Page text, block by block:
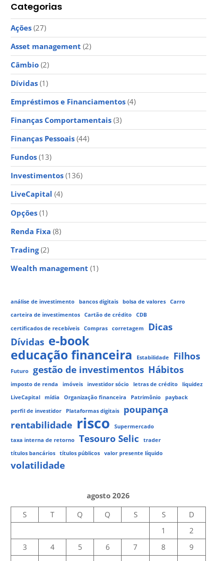
Categorias
Ações (27)
Asset management (2)
Câmbio (2)
Dívidas (1)
Empréstimos e Financiamentos (4)
Finanças Comportamentais (3)
Finanças Pessoais (44)
Fundos (13)
Investimentos (136)
LiveCapital (4)
Opções (1)
Renda Fixa (8)
Trading(2)
Wealth management (1)
análise de investimento bancos digitais bolsa de valores
Carro
carteira de investimentos
Cartão de crédito
CDB
certificados de recebíveis
Compras corretagem
Dicas
Dívidas e-book
educação financeira
Estabilidade Filhos
Futuro gestão de investimentos Hábitos
imposto de renda imóveis investidor sócio letras de crédito
liquidez
LiveCapital
mídia Organização financeira Patrimônio
payback
perfil de investidor
Plataformas digitais
poupança
rentabilidade risco
Supermercado
taxa interna de retorno
Tesouro Selic
trader
títulos bancários
títulos públicos valor presente líquido
volatilidade
agosto 2026
S
T Q Q S S
D
1
2
3
4 5 6 7 8
9